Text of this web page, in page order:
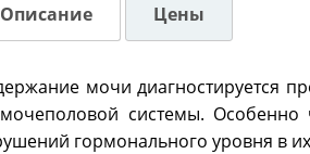
Описание Цены
мочи диагностируется
системы. Особенно
гормонального уровня в